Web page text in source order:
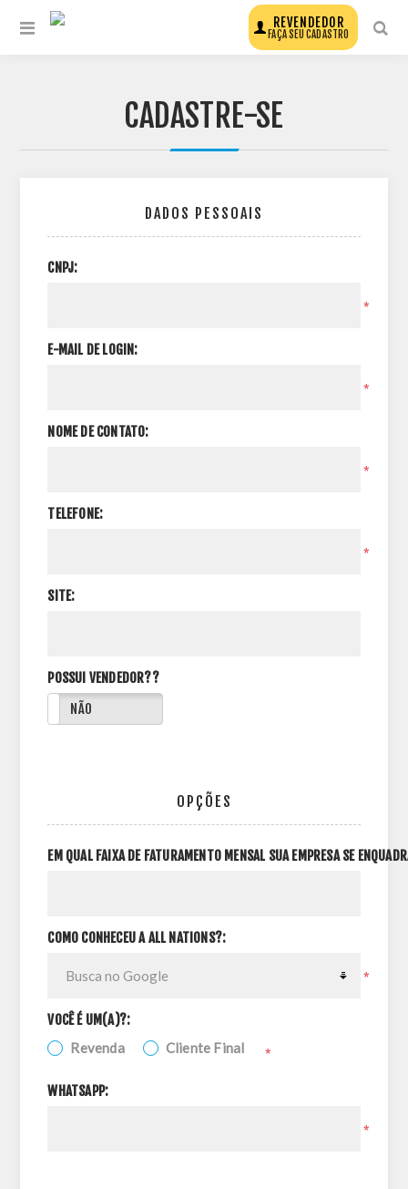
REVENDEDOR
FAÇA SEU CADASTRO
CADASTRE-SE
DADOS PESSOAIS
CNPJ:
*
E-MAIL DE LOGIN:
*
NOME DE CONTATO:
*
TELEFONE:
*
SITE:
POSSUI VENDEDOR??
NÃO
OPÇÕES
EM QUAL FAIXA DE FATURAMENTO MENSAL SUA EMPRESA SE
COMO CONHECEU A ALL NATIONS?:
*
VOCÊ É UM(A)?:
Revenda Cliente Final *
WHATSAPP:
*